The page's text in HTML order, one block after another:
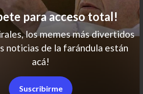
más exigentes
para acceso total!
los memes más divertidos
noticias de la farándula están
acá!
Suscribirme